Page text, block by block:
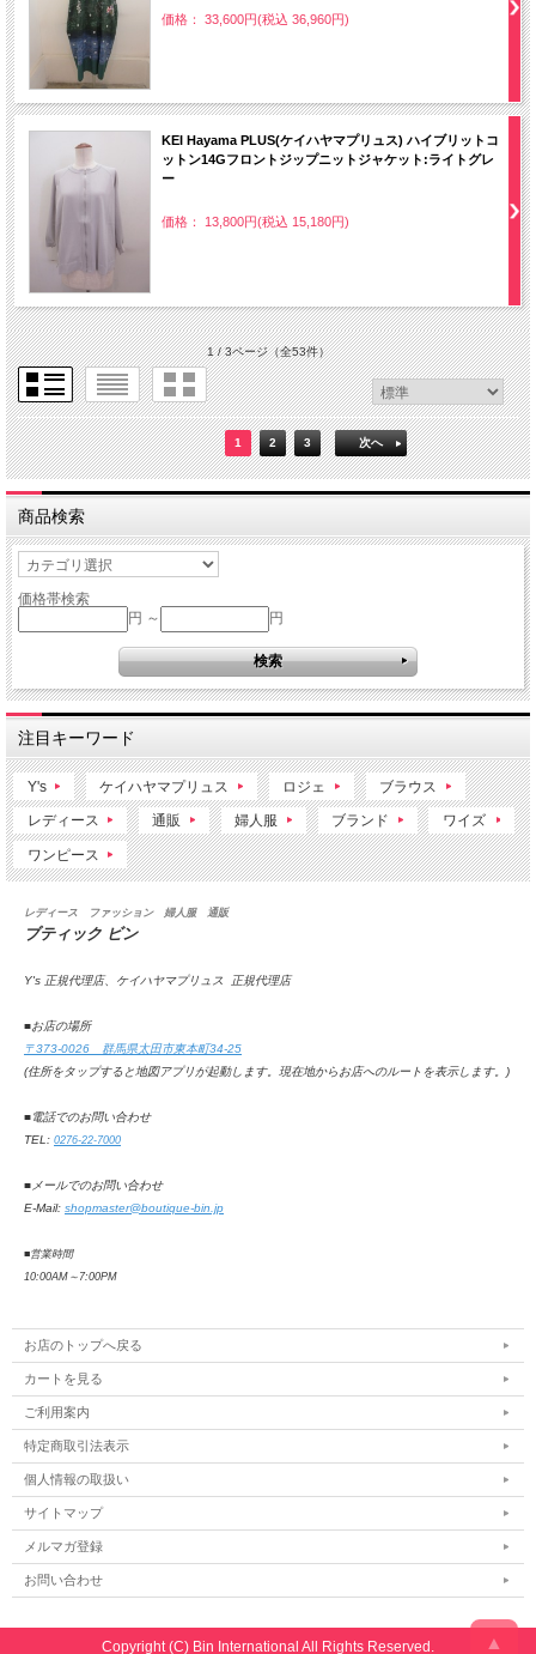
価格： 33,600円(税込 36,960円)
KEI Hayama PLUS(ケイハヤマプリュス) ハイブリットコ
ットン14Gフロントジップニットジャケット:ライトグレ
ー
価格： 13,800円(税込 15,180円)
1 / 3ページ（全53件）
1 2 3 次へ
商品検索
価格帯検索
円 ～
円
注目キーワード
Y's ケイハヤマプリュス ロジェ ブラウス
レディース 通販 婦人服 ブランド ワイズ
ワンピース
レディース ファッション 婦人服 通販
ブティック ビン
Y's 正規代理店、ケイハヤマプリュス 正規代理店
■お店の場所
〒373-0026 群馬県太田市東本町34-25
(住所をタップすると地図アプリが起動します。 現在地からお店へのルートを表示します。 )
■電話でのお問い合わせ
TEL: 0276-22-7000
■メールでのお問い合わせ
E-Mail: shopmaster@boutique-bin.jp
■営業時間
10:00AM ～ 7:00PM
お店のトップへ戻る
カートを見る
ご利用案内
特定商取引法表示
個人情報の取扱い
サイトマップ
メルマガ登録
お問い合わせ
Copyright (C) Bin International All Rights Reserved. ▲